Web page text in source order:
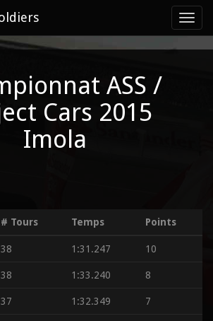
ASS /
Cars 2015
Imola
# Tours Temps Points
38 1:31.247 10
38 1:33.240 8
37 1:32.349 7